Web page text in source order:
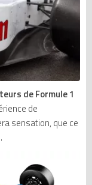
de Formule 1
de
sensation, que ce